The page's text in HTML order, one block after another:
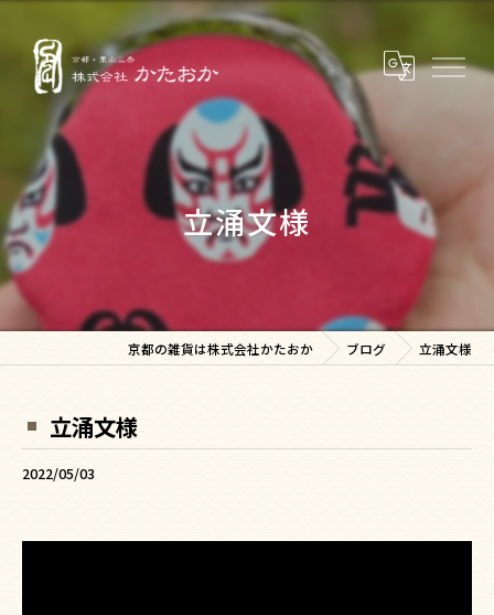
立涌文様
京都の雑貨は株式会社かたおか ブログ 立涌文様
立涌文様
2022/05/03